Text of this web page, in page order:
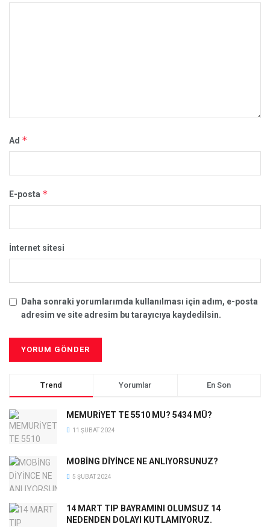
Ad *
E-posta *
İnternet sitesi
Daha sonraki yorumlarımda kullanılması için adım, e-posta
adresim ve site adresim bu tarayıcıya kaydedilsin.
Trend Yorumlar En Son
MEMURİYET TE 5510 MU? 5434 MÜ?
11 ŞUBAT 2024
MOBİNG DİYİNCE NE ANLIYORSUNUZ?
5 ŞUBAT 2024
14 MART TIP BAYRAMINI OLUMSUZ 14
NEDENDEN DOLAYI KUTLAMIYORUZ.